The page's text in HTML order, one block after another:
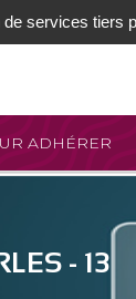
ADHÉRER
- 13
services tiers